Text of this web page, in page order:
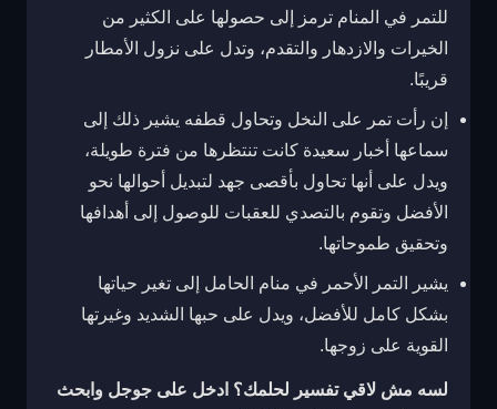
للتمر في المنام ترمز إلى حصولها على الكثير من
الخيرات والازدهار والتقدم، وتدل على نزول الأمطار
قريبًا.
إن رأت تمر على النخل وتحاول قطفه يشير ذلك إلى
سماعها أخبار سعيدة كانت تنتظرها من فترة طويلة،
ويدل على أنها تحاول بأقصى جهد لتبديل أحوالها نحو
الأفضل وتقوم بالتصدي للعقبات للوصول إلى أهدافها
وتحقيق طموحاتها.
يشير التمر الأحمر في منام الحامل إلى تغير حياتها
بشكل كامل للأفضل، ويدل على حبها الشديد وغيرتها
القوية على زوجها.
لسه مش لاقي تفسير لحلمك؟ ادخل على جوجل وابحث